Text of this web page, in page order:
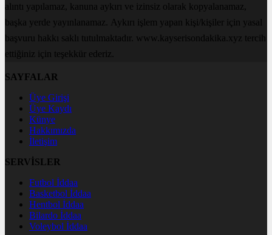
alıntı yapılamaz, kanuna aykırı ve izinsiz olarak kopyalanamaz,
başka yerde yayınlanamaz. Aykırı işlem yapan kişi/kişiler için yasal
başvuru hakkı saklı tutulmaktadır. www.kayserisondakika.xyz tercih
ettiğiniz için teşekkür ederiz.
SAYFALAR
Üye Girişi
Üye Kaydı
Künye
Hakkımızda
İletişim
SERVİSLER
Futbol İddaa
Basketbol İddaa
Hentbol İddaa
Bilardo İddaa
Voleybol İddaa